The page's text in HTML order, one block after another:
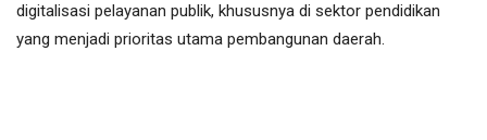
digitalisasi pelayanan publik, khususnya di sektor pendidikan
yang menjadi prioritas utama pembangunan daerah.